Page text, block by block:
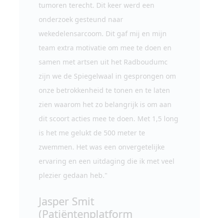
tumoren terecht. Dit keer werd een
onderzoek gesteund naar
wekedelensarcoom. Dit gaf mij en mijn
team extra motivatie om mee te doen en
samen met artsen uit het Radboudumc
zijn we de Spiegelwaal in gesprongen om
onze betrokkenheid te tonen en te laten
zien waarom het zo belangrijk is om aan
dit scoort acties mee te doen. Met 1,5 long
is het me gelukt de 500 meter te
zwemmen. Het was een onvergetelijke
ervaring en een uitdaging die ik met veel
plezier gedaan heb."
Jasper Smit
(Patiëntenplatform